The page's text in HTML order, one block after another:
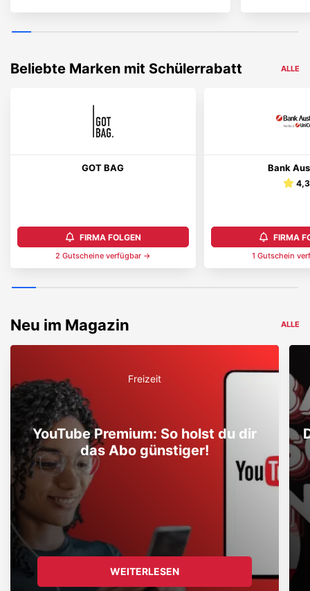
Beliebte Marken mit Schülerrabatt ALLE
GOT BAG
FIRMA FOLGEN
2 Gutscheine verfügbar →
Bank
4,3
FIRMA
1 Gutschein
Neu im Magazin ALLE
Freizeit
YouTube Premium: So holst du dir
das Abo günstiger!
WEITERLESEN